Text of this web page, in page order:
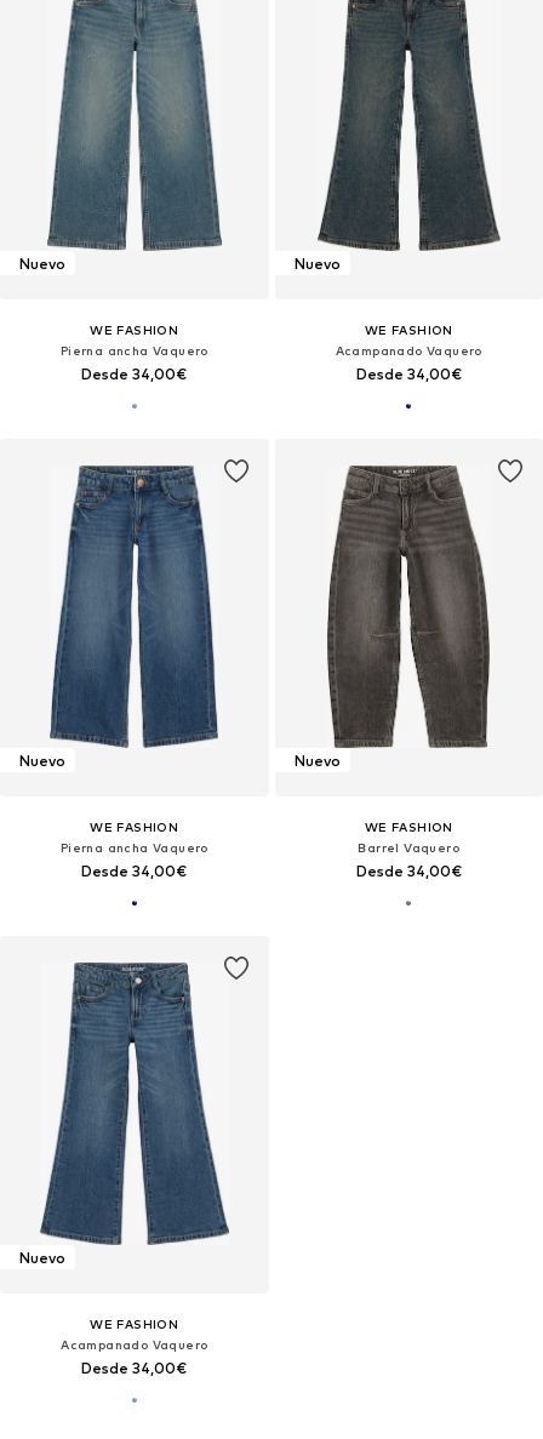
Nuevo
WE FASHION
Pierna ancha Vaquero
Desde 34,00€
Nuevo
WE FASHION
Acampanado Vaquero
Desde 34,00€
Nuevo
WE FASHION
Pierna ancha Vaquero
Desde 34,00€
Nuevo
WE FASHION
Barrel Vaquero
Desde 34,00€
Nuevo
WE FASHION
Acampanado Vaquero
Desde 34,00€